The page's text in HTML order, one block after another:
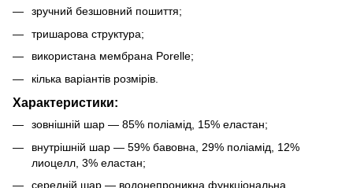
зручний безшовний пошиття;
тришарова структура;
використана мембрана Porelle;
кілька варіантів розмірів.
Характеристики:
зовнішній шар — 85% поліамід, 15% еластан;
внутрішній шар — 59% бавовна, 29% поліамід, 12%
лиоцелл, 3% еластан;
середній шар — водонепроникна функціональна